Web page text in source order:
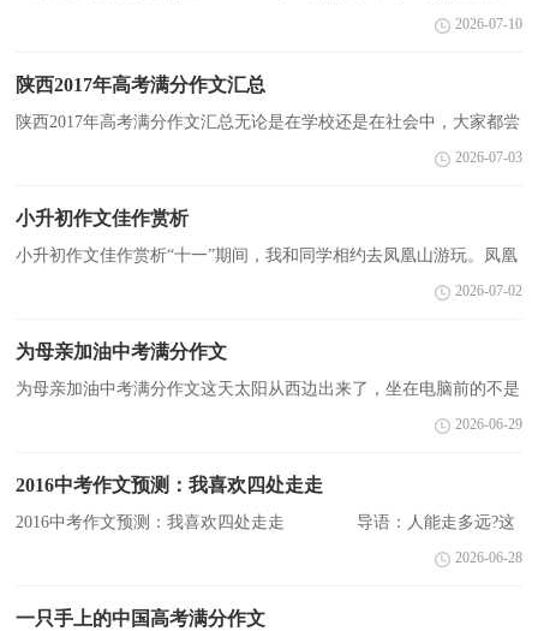
都构成了一幅幅让你怀念却又放不下的图片。欢迎大家阅读!更多相
2026-07-10
陕西2017年高考满分作文汇总
陕西2017年高考满分作文汇总无论是在学校还是在社会中，大家都尝
试过写作文吧，作文是经过人的思想考虑和语言组织，通过文字来表
2026-07-03
小升初作文佳作赏析
小升初作文佳作赏析“十一”期间，我和同学相约去凤凰山游玩。凤凰
山海拔1690米，位于黑龙江省五常市，是黑龙江省境内第一高山，也
2026-07-02
为母亲加油中考满分作文
为母亲加油中考满分作文这天太阳从西边出来了，坐在电脑前的不是
打牌下棋的爸爸，也不是上网冲浪的我，竟然是以前不知道“桌面”为
2026-06-29
2016中考作文预测：我喜欢四处走走
2016中考作文预测：我喜欢四处走走 导语：人能走多远?这
话不是要问两脚而是志向;人能攀多高?这是不是要问双手而是要问意
2026-06-28
一只手上的中国高考满分作文